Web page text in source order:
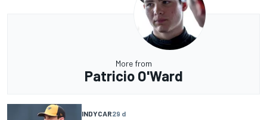
More from
Patricio O'Ward
INDYCAR29 d